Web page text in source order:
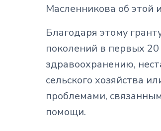
Масленникова об этой
Благодаря этому
поколений в первых
здравоохранению,
сельского хозяйства
проблемами,
помощи.